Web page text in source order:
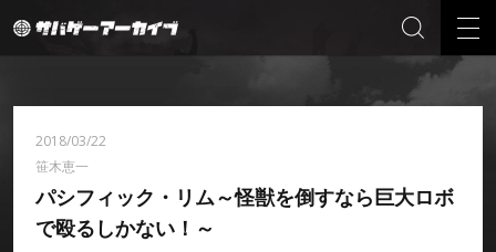
2018/03/22
笹木恵一
パシフィック・リム～怪獣を倒すなら巨大ロボ
で殴るしかない！～